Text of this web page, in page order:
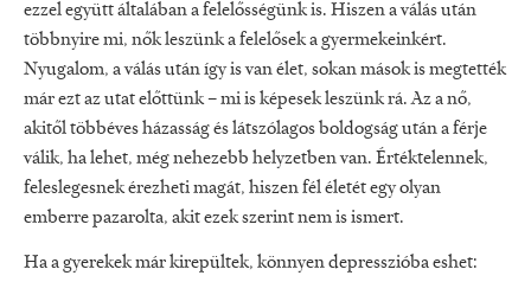
ezzel együtt általában a felelősségünk is. Hiszen a válás után
többnyire mi, nők leszünk a felelősek a gyermekeinkért.
Nyugalom, a válás után így is van élet, sokan mások is megtették
már ezt az utat előttünk – mi is képesek leszünk rá. Az a nő,
akitől többéves házasság és látszólagos boldogság után a férje
válik, ha lehet, még nehezebb helyzetben van. Értéktelennek,
feleslegesnek érezheti magát, hiszen fél életét egy olyan
emberre pazarolta, akit ezek szerint nem is ismert.
Ha a gyerekek már kirepültek, könnyen depresszióba eshet: